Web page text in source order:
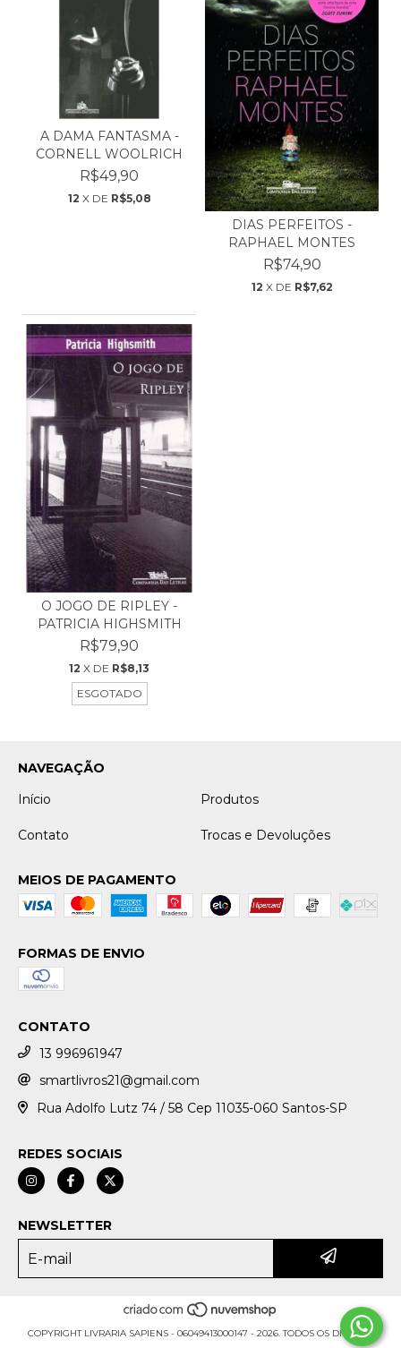
A DAMA FANTASMA -
CORNELL WOOLRICH
R$49,90
12 X DE R$5,08
DIAS PERFEITOS -
RAPHAEL MONTES
R$74,90
12 X DE R$7,62
O JOGO DE RIPLEY -
PATRICIA HIGHSMITH
R$79,90
12 X DE R$8,13
ESGOTADO
NAVEGAÇÃO
Início
Produtos
Contato Trocas e Devoluções
MEIOS DE PAGAMENTO
FORMAS DE ENVIO
CONTATO
13 996961947
smartlivros21@gmail.com
Rua Adolfo Lutz 74 / 58 Cep 11035-060 Santos-SP
REDES SOCIAIS
NEWSLETTER
COPYRIGHT LIVRARIA SAPIENS - 06049413000147 - 2026. TODOS OS DIREITOS